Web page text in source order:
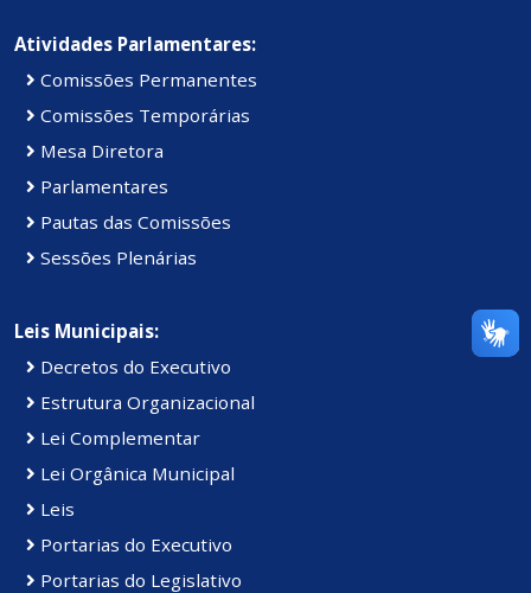
Atividades Parlamentares:
Comissões Permanentes
Comissões Temporárias
Mesa Diretora
Parlamentares
Pautas das Comissões
Sessões Plenárias
Leis Municipais:
Decretos do Executivo
Estrutura Organizacional
Lei Complementar
Lei Orgânica Municipal
Leis
Portarias do Executivo
Portarias do Legislativo